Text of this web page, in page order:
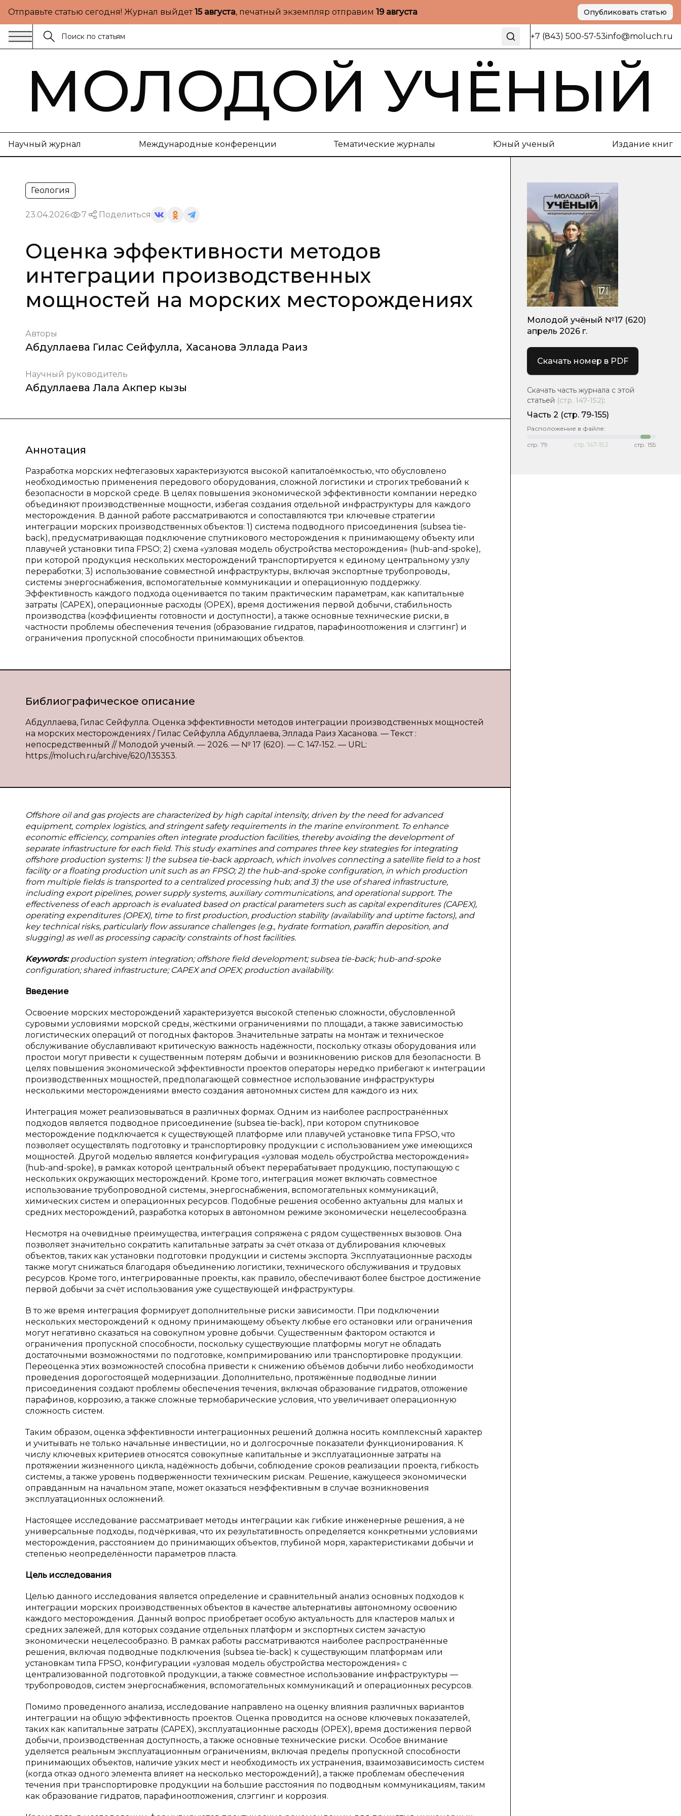
Отправьте статью сегодня! Журнал выйдет15 августа, печатный экземпляр отправим 19 августа Опубликовать статью
+7 (843) 500-57-53info@moluch.ru
МОЛОДОЙ УЧЁНЫЙ
Научный журнал Международные конференции Тематические журналы Юный ученый Издание книг
Геология
23.04.2026 7 Поделиться
Оценка эффективности методов
интеграции производственных
мощностей на морских месторождениях
Авторы
Абдуллаева Гилас Сейфулла, Хасанова Эллада Раиз
Научный руководитель
Абдуллаева Лала Акпер кызы
Аннотация
Разработка морских нефтегазовых характеризуются высокой капиталоёмкостью, что обусловлено
необходимостью применения передового оборудования, сложной логистики и строгих требований к
безопасности в морской среде. В целях повышения экономической эффективности компании нередко
объединяют производственные мощности, избегая создания отдельной инфраструктуры для каждого
месторождения. В данной работе рассматриваются и сопоставляются три ключевые стратегии
интеграции морских производственных объектов: 1) система подводного присоединения (subsea tie-
back), предусматривающая подключение спутникового месторождения к принимающему объекту или
плавучей установки типа FPSO; 2) схема «узловая модель обустройства месторождения» (hub-and-spoke),
при которой продукция нескольких месторождений транспортируется к единому центральному узлу
переработки; 3) использование совместной инфраструктуры, включая экспортные трубопроводы,
системы энергоснабжения, вспомогательные коммуникации и операционную поддержку.
Эффективность каждого подхода оценивается по таким практическим параметрам, как капитальные
затраты (CAPEX), операционные расходы (OPEX), время достижения первой добычи, стабильность
производства (коэффициенты готовности и доступности), а также основные технические риски, в
частности проблемы обеспечения течения (образование гидратов, парафиноотложения и слэггинг) и
ограничения пропускной способности принимающих объектов.
Библиографическое описание
Абдуллаева, Гилас Сейфулла. Оценка эффективности методов интеграции производственных мощностей
на морских месторождениях / Гилас Сейфулла Абдуллаева, Эллада Раиз Хасанова. — Текст :
непосредственный // Молодой ученый. — 2026. — № 17 (620). — С. 147-152. — URL:
https://moluch.ru/archive/620/135353.
Offshore oil and gas projects are characterized by high capital intensity, driven by the need for advanced
equipment, complex logistics, and stringent safety requirements in the marine environment. To enhance
economic efficiency, companies often integrate production facilities, thereby avoiding the development of
separate infrastructure for each field. This study examines and compares three key strategies for integrating
offshore production systems: 1) the subsea tie-back approach, which involves connecting a satellite field to a host
facility or a floating production unit such as an FPSO; 2) the hub-and-spoke configuration, in which production
from multiple fields is transported to a centralized processing hub; and 3) the use of shared infrastructure,
including export pipelines, power supply systems, auxiliary communications, and operational support. The
effectiveness of each approach is evaluated based on practical parameters such as capital expenditures (CAPEX),
operating expenditures (OPEX), time to first production, production stability (availability and uptime factors), and
key technical risks, particularly flow assurance challenges (e.g., hydrate formation, paraffin deposition, and
slugging) as well as processing capacity constraints of host facilities.
Keywords:production system integration; offshore field development; subsea tie-back; hub-and-spoke
configuration; shared infrastructure; CAPEX and OPEX; production availability.
Введение
Освоение морских месторождений характеризуется высокой степенью сложности, обусловленной
суровыми условиями морской среды, жёсткими ограничениями по площади, а также зависимостью
логистических операций от погодных факторов. Значительные затраты на монтаж и техническое
обслуживание обуславливают критическую важность надёжности, поскольку отказы оборудования или
простои могут привести к существенным потерям добычи и возникновению рисков для безопасности. В
целях повышения экономической эффективности проектов операторы нередко прибегают к интеграции
производственных мощностей, предполагающей совместное использование инфраструктуры
несколькими месторождениями вместо создания автономных систем для каждого из них.
Интеграция может реализовываться в различных формах. Одним из наиболее распространённых
подходов является подводное присоединение (subsea tie-back), при котором спутниковое
месторождение подключается к существующей платформе или плавучей установке типа FPSO, что
позволяет осуществлять подготовку и транспортировку продукции с использованием уже имеющихся
мощностей. Другой моделью является конфигурация «узловая модель обустройства месторождения»
(hub-and-spoke), в рамках которой центральный объект перерабатывает продукцию, поступающую с
нескольких окружающих месторождений. Кроме того, интеграция может включать совместное
использование трубопроводной системы, энергоснабжения, вспомогательных коммуникаций,
химических систем и операционных ресурсов. Подобные решения особенно актуальны для малых и
средних месторождений, разработка которых в автономном режиме экономически нецелесообразна.
Несмотря на очевидные преимущества, интеграция сопряжена с рядом существенных вызовов. Она
позволяет значительно сократить капитальные затраты за счёт отказа от дублирования ключевых
объектов, таких как установки подготовки продукции и системы экспорта. Эксплуатационные расходы
также могут снижаться благодаря объединению логистики, технического обслуживания и трудовых
ресурсов. Кроме того, интегрированные проекты, как правило, обеспечивают более быстрое достижение
первой добычи за счёт использования уже существующей инфраструктуры.
В то же время интеграция формирует дополнительные риски зависимости. При подключении
нескольких месторождений к одному принимающему объекту любые его остановки или ограничения
могут негативно сказаться на совокупном уровне добычи. Существенным фактором остаются и
ограничения пропускной способности, поскольку существующие платформы могут не обладать
достаточными возможностями по подготовке, компримированию или транспортировке продукции.
Переоценка этих возможностей способна привести к снижению объёмов добычи либо необходимости
проведения дорогостоящей модернизации. Дополнительно, протяжённые подводные линии
присоединения создают проблемы обеспечения течения, включая образование гидратов, отложение
парафинов, коррозию, а также сложные термобарические условия, что увеличивает операционную
сложность систем.
Таким образом, оценка эффективности интеграционных решений должна носить комплексный характер
и учитывать не только начальные инвестиции, но и долгосрочные показатели функционирования. К
числу ключевых критериев относятся совокупные капитальные и эксплуатационные затраты на
протяжении жизненного цикла, надёжность добычи, соблюдение сроков реализации проекта, гибкость
системы, а также уровень подверженности техническим рискам. Решение, кажущееся экономически
оправданным на начальном этапе, может оказаться неэффективным в случае возникновения
эксплуатационных осложнений.
Настоящее исследование рассматривает методы интеграции как гибкие инженерные решения, а не
универсальные подходы, подчёркивая, что их результативность определяется конкретными условиями
месторождения, расстоянием до принимающих объектов, глубиной моря, характеристиками добычи и
степенью неопределённости параметров пласта.
Цель исследования
Целью данного исследования является определение и сравнительный анализ основных подходов к
интеграции морских производственных объектов в качестве альтернативы автономному освоению
каждого месторождения. Данный вопрос приобретает особую актуальность для кластеров малых и
средних залежей, для которых создание отдельных платформ и экспортных систем зачастую
экономически нецелесообразно. В рамках работы рассматриваются наиболее распространённые
решения, включая подводные подключения (subsea tie-back) к существующим платформам или
установкам типа FPSO, конфигурации «узловая модель обустройства месторождения» с
централизованной подготовкой продукции, а также совместное использование инфраструктуры —
трубопроводов, систем энергоснабжения, вспомогательных коммуникаций и операционных ресурсов.
Помимо проведенного анализа, исследование направлено на оценку влияния различных вариантов
интеграции на общую эффективность проектов. Оценка проводится на основе ключевых показателей,
таких как капитальные затраты (CAPEX), эксплуатационные расходы (OPEX), время достижения первой
добычи, производственная доступность, а также основные технические риски. Особое внимание
уделяется реальным эксплуатационным ограничениям, включая пределы пропускной способности
принимающих объектов, наличие узких мест и необходимость их устранения, взаимозависимость систем
(когда отказ одного элемента влияет на несколько месторождений), а также проблемам обеспечения
течения при транспортировке продукции на большие расстояния по подводным коммуникациям, таким
как образование гидратов, парафиноотложения, слэггинг и коррозия.
Молодой учёный №17 (620)
апрель 2026 г.
Скачать номер в PDF
Скачать часть журнала с этой
статьей (стр. 147-152):
Часть 2 (стр. 79-155)
Расположение в файле:
стр. 79 стр. 147-152 стр. 155